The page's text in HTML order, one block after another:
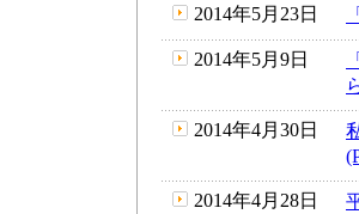
2014年5月23日
2014年5月9日
2014年4月30日
2014年4月28日